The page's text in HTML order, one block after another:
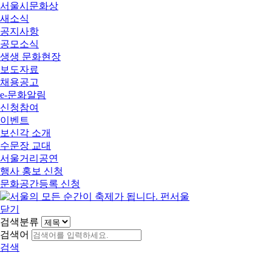
서울시문화상
새소식
공지사항
공모소식
생생 문화현장
보도자료
채용공고
e-문화알림
신청참여
이벤트
보신각 소개
수문장 교대
서울거리공연
행사 홍보 신청
문화공간등록 신청
닫기
검색분류
검색어
검색